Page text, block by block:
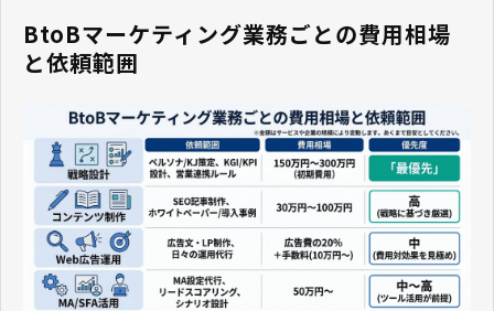
BtoBマーケティング業務ごとの費用相場
と依頼範囲